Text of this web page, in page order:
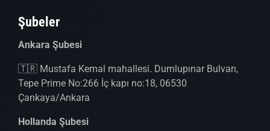
Şubeler
Ankara Şubesi
🇹🇷 Mustafa Kemal mahallesi. Dumlupınar Bulvarı,
Tepe Prime No:266 İç kapı no:18, 06530
Çankaya/Ankara
Hollanda Şubesi